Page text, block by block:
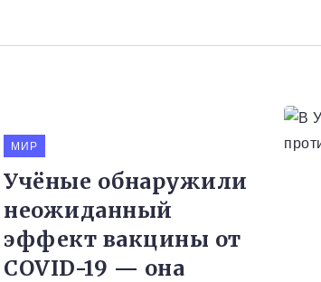
МИР
Учёные обнаружили
неожиданный
эффект вакцины от
COVID-19 — она